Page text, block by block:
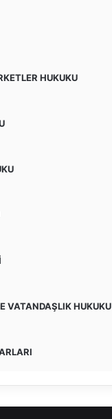
HUKUKU
VATANDAŞLIK HUKUKU